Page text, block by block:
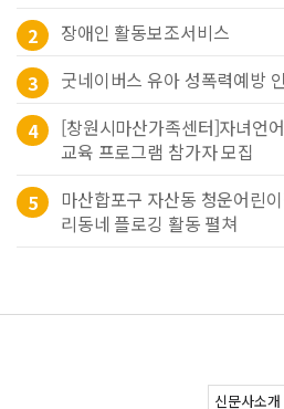
2
장애인 활동보조서비스
3
굿네이버스 유아 성폭력예방
4
[창원시마산가족센터]자녀언
교육 프로그램 참가자 모집
5
마산합포구 자산동 청운어린
리동네 플로깅 활동 펼쳐
신문사소개